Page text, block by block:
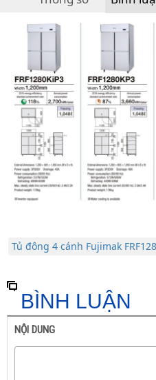
Tủ đông 4 cánh Fujimak
BÌNH LUẬN
NỘI DUNG